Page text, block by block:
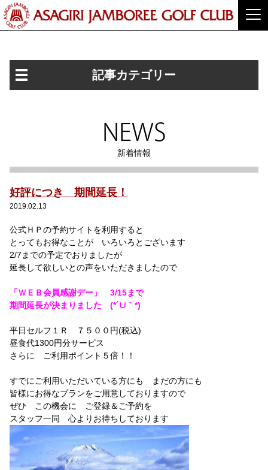
記事カテゴリー
NEWS
新着情報
好評につき 期間延長！
2019.02.13
公式ＨＰの予約サイトを利用すると
とってもお得なことが いろいろとございます
2/7までの予定でおりましたが
延長して欲しいとの声をいただきましたので
「ＷＥＢ会員感謝デー」 3/15まで
期間延長が決まりました (*´∪｀*)
平日セルフ１Ｒ ７５００円(税込)
昼食代1300円分サービス
さらに ご利用ポイント５倍！！
すでにご利用いただいている方にも まだの方にも
皆様にお得なプランをご用意しておりますので
ぜひ この機会に ご登録＆ご予約を
スタッフ一同 心よりお待ちしております